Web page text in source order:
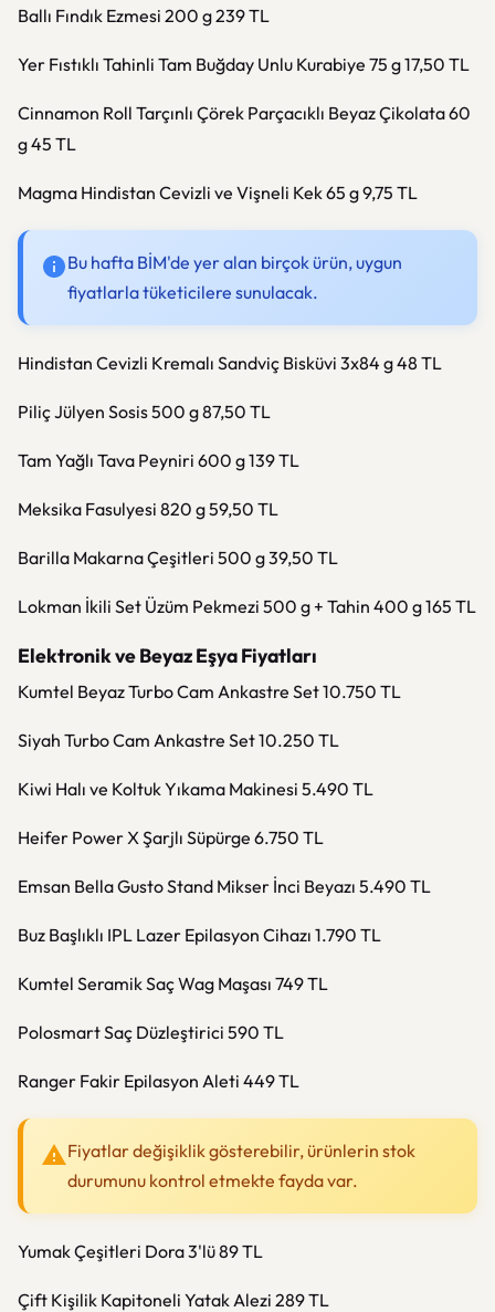
Ballı Fındık Ezmesi 200 g 239 TL
Yer Fıstıklı Tahinli Tam Buğday Unlu Kurabiye 75 g 17,50 TL
Cinnamon Roll Tarçınlı Çörek Parçacıklı Beyaz Çikolata 60
g 45 TL
Magma Hindistan Cevizli ve Vişneli Kek 65 g 9,75 TL
Bu hafta BİM'de yer alan birçok ürün, uygun
fiyatlarla tüketicilere sunulacak.
Hindistan Cevizli Kremalı Sandviç Bisküvi 3x84 g 48 TL
Piliç Jülyen Sosis 500 g 87,50 TL
Tam Yağlı Tava Peyniri 600 g 139 TL
Meksika Fasulyesi 820 g 59,50 TL
Barilla Makarna Çeşitleri 500 g 39,50 TL
Lokman İkili Set Üzüm Pekmezi 500 g + Tahin 400 g 165 TL
Elektronik ve Beyaz Eşya Fiyatları
Kumtel Beyaz Turbo Cam Ankastre Set 10.750 TL
Siyah Turbo Cam Ankastre Set 10.250 TL
Kiwi Halı ve Koltuk Yıkama Makinesi 5.490 TL
Heifer Power X Şarjlı Süpürge 6.750 TL
Emsan Bella Gusto Stand Mikser İnci Beyazı 5.490 TL
Buz Başlıklı IPL Lazer Epilasyon Cihazı 1.790 TL
Kumtel Seramik Saç Wag Maşası 749 TL
Polosmart Saç Düzleştirici 590 TL
Ranger Fakir Epilasyon Aleti 449 TL
Fiyatlar değişiklik gösterebilir, ürünlerin stok
durumunu kontrol etmekte fayda var.
Yumak Çeşitleri Dora 3'lü 89 TL
Çift Kişilik Kapitoneli Yatak Alezi 289 TL